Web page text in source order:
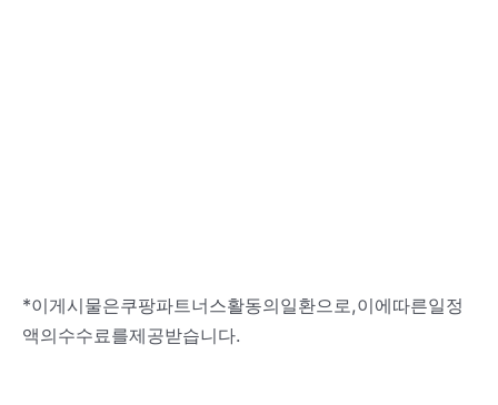
*이게시물은쿠팡파트너스활동의일환으로,이에따른일정
액의수수료를제공받습니다.